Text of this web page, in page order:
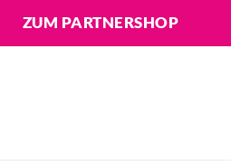
ZUM PARTNERSHOP